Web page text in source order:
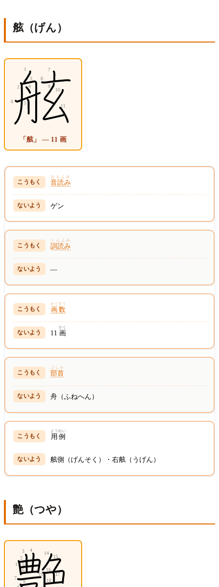
舷（げん）
「舷」 — 11 画
音読み
おんよみ
ゲン
訓読み
くんよみ
—
画数
かくすう
11 画
かく
部首
ぶしゅ
舟（ふねへん）
用例
ようれい
舷側（げんそく）・右舷（うげん）
艶（つや）